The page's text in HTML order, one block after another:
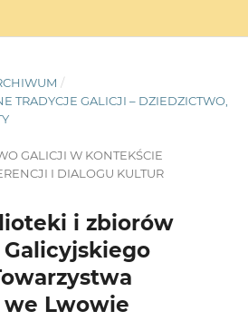
/
TRADYCJE GALICJI – DZIEDZICTWO,
GALICJI W KONTEKŚCIE
I DIALOGU KULTUR
i zbiorów
we Lwowie